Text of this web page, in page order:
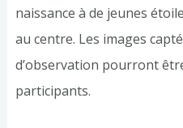
naissance à de jeunes
au centre. Les images
d’observation pourront
participants.